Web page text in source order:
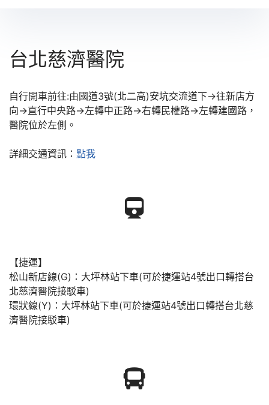
台北慈濟醫院
自行開車前往:由國道3號(北二高)安坑交流道下→往新店方
向→直行中央路→左轉中正路→右轉民權路→左轉建國路，
醫院位於左側。
詳細交通資訊： 點我
【捷運】
松山新店線(G)：大坪林站下車(可於捷運站4號出口轉搭台
北慈濟醫院接駁車)
環狀線(Y)：大坪林站下車(可於捷運站4號出口轉搭台北慈
濟醫院接駁車)